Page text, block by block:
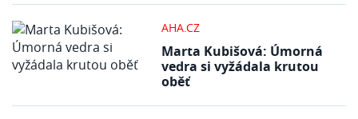
AHA.CZ
Marta Kubišová: Úmorná
vedra si vyžádala krutou
oběť